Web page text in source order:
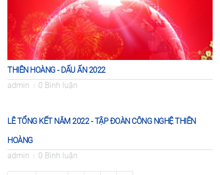
THIÊN HOÀNG - DẤU ẤN 2022
admin
0 Bình luận
Jan
LÊ TỔNG KẾT NĂM 2022 - TẬP ĐOÀN CÔNG NGHỆ THIÊN
HOÀNG
admin
0 Bình luận